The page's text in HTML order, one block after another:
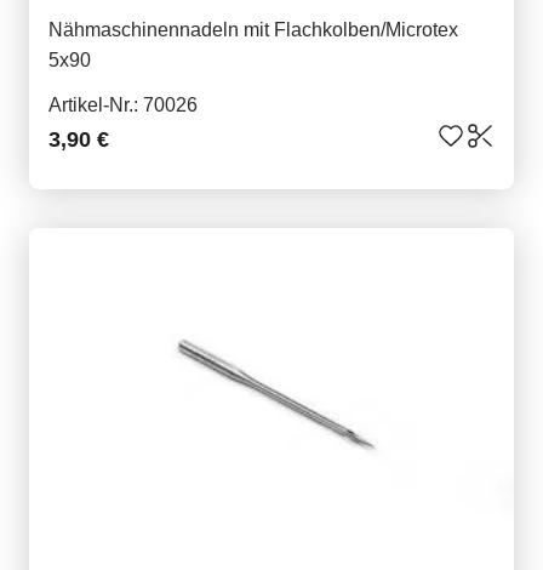
Nähmaschinennadeln mit Flachkolben/Microtex
5x90
Artikel-Nr.: 70026
3,90 €